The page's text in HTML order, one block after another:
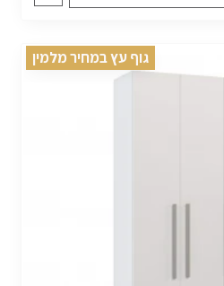
גוף עץ במחיר מלמין